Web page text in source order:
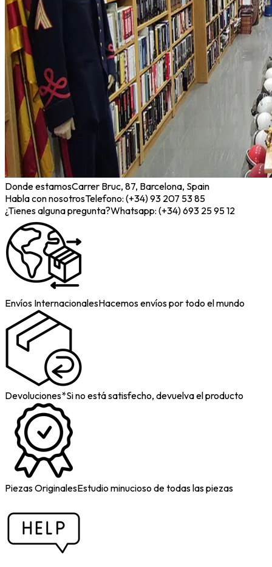
Donde estamosCarrer Bruc, 87, Barcelona, Spain
Habla con nosotrosTelefono: (+34) 93 207 53 85
¿Tienes alguna pregunta?Whatsapp: (+34) 693 25 95 12
Envíos InternacionalesHacemos envíos por todo el mundo
Devoluciones*Si no está satisfecho, devuelva el producto
Piezas OriginalesEstudio minucioso de todas las piezas